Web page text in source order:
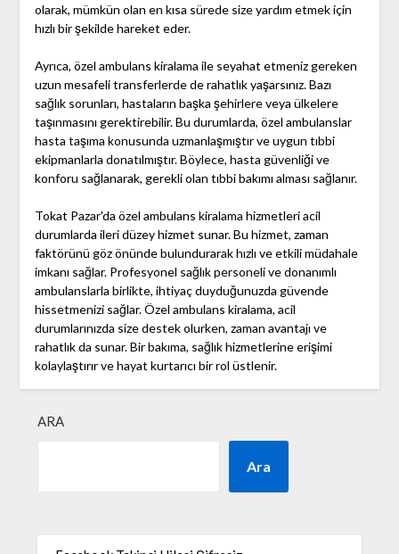
olarak, mümkün olan en kısa sürede size yardım etmek için
hızlı bir şekilde hareket eder.
Ayrıca, özel ambulans kiralama ile seyahat etmeniz gereken
uzun mesafeli transferlerde de rahatlık yaşarsınız. Bazı
sağlık sorunları, hastaların başka şehirlere veya ülkelere
taşınmasını gerektirebilir. Bu durumlarda, özel ambulanslar
hasta taşıma konusunda uzmanlaşmıştır ve uygun tıbbi
ekipmanlarla donatılmıştır. Böylece, hasta güvenliği ve
konforu sağlanarak, gerekli olan tıbbi bakımı alması sağlanır.
Tokat Pazar'da özel ambulans kiralama hizmetleri acil
durumlarda ileri düzey hizmet sunar. Bu hizmet, zaman
faktörünü göz önünde bulundurarak hızlı ve etkili müdahale
imkanı sağlar. Profesyonel sağlık personeli ve donanımlı
ambulanslarla birlikte, ihtiyaç duyduğunuzda güvende
hissetmenizi sağlar. Özel ambulans kiralama, acil
durumlarınızda size destek olurken, zaman avantajı ve
rahatlık da sunar. Bir bakıma, sağlık hizmetlerine erişimi
kolaylaştırır ve hayat kurtarıcı bir rol üstlenir.
ARA
Ara